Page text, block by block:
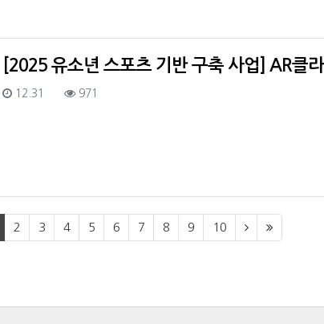
[2025 유소년 스포츠 기반 구축 사업] AR클
등록일
12.31 조회
971
(current)
2 3 4 5 6 7 8 9 10